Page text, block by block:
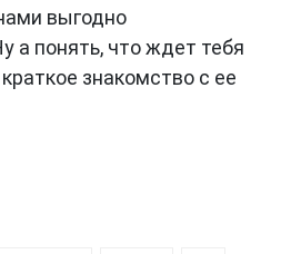
выгодно
а понять, что ждет тебя
знакомство с ее